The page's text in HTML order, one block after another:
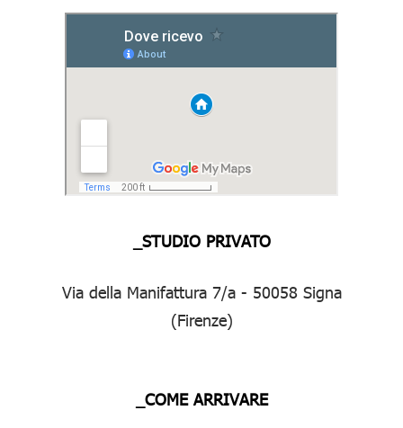
_STUDIO PRIVATO
Via della Manifattura 7/a - 50058 Signa
(Firenze)
_COME ARRIVARE